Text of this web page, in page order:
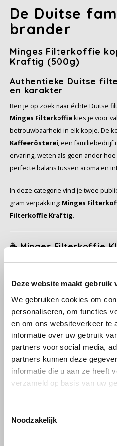
Deze website maakt gebruik
We gebruiken cookies om
personaliseren, om functies
en om ons websiteverkeer te
informatie over uw gebruik
partners voor social media,
partners kunnen deze
informatie die u aan ze heeft
verzameld op basis van uw
Noodzakelijk
Café intención
Caffè Izzo
Caffè Vergnano
Chicco d'oro
Costa
Dallmayr
Davidoff
De Roccis
Eduscho
Flaronis - Domino
Gima Caffé
Gimoka
Idee
illy
Jacobs
Melitta
Segafredo
Senseo
E.S.E. koffiepads (44 mm)
Eduscho
Eilles
Gala
Gorilla
Idee
Jacobs
Melitta
Mövenpick
SAS
Segafredo
Swisso Kaffee
Tiktak
Soepen
100% Arabica koffie
De Duitse
brander
Minges Filterkoffie
Kraftig (500g)
Authentieke Duitse
en karakter
Ben je op zoek naar échte Duitse
Minges Filterkoffiekies je voor
betrouwbaarheid in elk kopje. De
Kaffeerösterei, een familiebedrijf
ervaring, weten als geen ander
perfecte balans tussen aroma en
In deze categorie vind je twee
gram verpakking: Minges
Filterkoffie Kraftig.
☕ Minges Filterkoffie
Zacht, harmonieus en perfect
Deze klassieke variant is een milde
zorgvuldig geselecteerde 100%
branding zorgt voor een
Ideaal voor wie houdt van een
verfijnd karakter.
Smaakprofiel:Mild, rond, licht
Zetadvies:Geschikt voor
French press
Zacht voor de maag